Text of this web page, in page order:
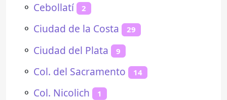
⚬ Cebollatí 2
⚬ Ciudad de la Costa 29
⚬ Ciudad del Plata 9
⚬ Col. del Sacramento 14
⚬ Col. Nicolich 1